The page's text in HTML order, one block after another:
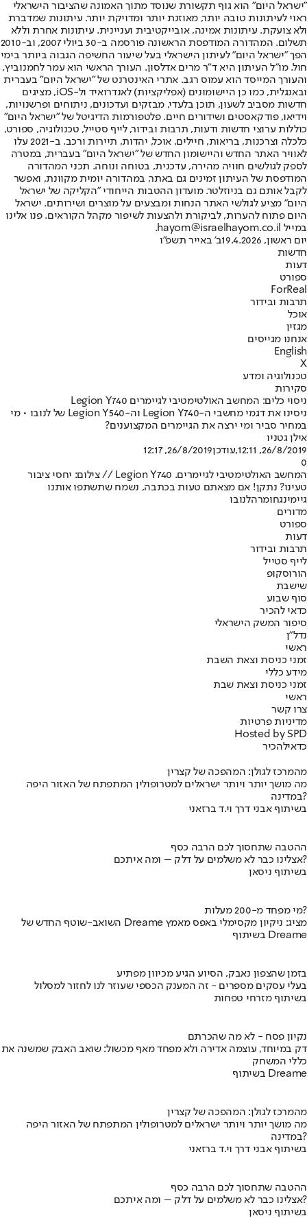
"ישראל היום" הוא גוף תקשורת שנוסד מתוך האמונה שהציבור הישראלי
ראוי לעיתונות טובה יותר, מאוזנת יותר ומדויקת יותר. עיתונות שמדברת
ולא צועקת. עיתונות אמינה, אובייקטיבית ועניינית. עיתונות אחרת וללא
תשלום. המהדורה המודפסת הראשונה פורסמה ב-30 ביולי 2007, וב-2010
הפך "ישראל היום" לעיתון הישראלי בעל שיעור החשיפה הגבוה ביותר בימי
חול. מו"ל העיתון היא ד"ר מרים אדלסון. העורך הראשי הוא עמר לחמנוביץ,
והעורך המייסד הוא עמוס רגב. אתרי האינטרנט של "ישראל היום" בעברית
ובאנגלית, כמו כן היישומונים (אפליקציות) לאנדרואיד ול-iOS, מציגים
חדשות מסביב לשעון, תוכן בלעדי, מבזקים ועדכונים, ניתוחים ופרשנויות,
וידיאו, פודקאסטים ושידורים חיים. פלטפורמות הדיגיטל של "ישראל היום"
כוללות ערוצי חדשות ודעות, תרבות ובידור, לייף סטייל, טכנולוגיה, ספורט,
כלכלה וצרכנות, בריאות, חיילים, אוכל, יהדות, תיירות ורכב. ב-2021 עלו
לאוויר האתר החדש והיישומון החדש של "ישראל היום" בעברית, במטרה
לספק לגולשים חוויה מהירה, עדכנית, בטוחה ונוחה. תכני המהדורה
המודפסת של העיתון זמינים גם באתר, במהדורה יומית מקוונת, ואפשר
לקבל אותם גם בניוזלטר. מועדון ההטבות הייחודי "הקליקה של ישראל
היום" מציע לגולשי האתר הנחות ומבצעים על מוצרים ושירותים. ישראל
היום פתוח להערות, לביקורת ולהצעות לשיפור מקהל הקוראים. פנו אלינו
במייל hayom@israelhayom.co.il.
יום ראשון, 19.4.2026
ב' באייר תשפ"ו
חדשות
דעות
ספורט
ForReal
תרבות ובידור
אוכל
מגזין
אנחנו מגייסים
English
X
טכנולוגיה ומדע
סקירות
ניסוי כלים: המחשב האולטימטיבי לגיימרים Legion Y740
ניסינו את דגמי מחשבי ה-Legion Y740 וה-Legion Y540 של לנובו • מי
במחיר סביר ומי ירצה את הגיימרים המקצוענים?
אילן גטניו
26/8/2019, 12:11
,עודכן26/8/2019, 12:17
0
המחשב האולטימטיבי לגיימרים. Legion Y740 // צילום: יחסי ציבור
טעינו? נתקן! אם מצאתם טעות בכתבה, נשמח שתשתפו אותנו
גיימינגחומרהלנובו
מדורים
ספורט
דעות
תרבות ובידור
לייף סטייל
הורוסקופ
שישבת
סוף שבוע
כדאי להכיר
סיפור המשק הישראלי
נדל"ן
ראשי
זמני כניסת וצאת השבת
מידע כללי
זמני כניסת וצאת שבת
ראשי
צרו קשר
מדיניות פרטיות
Hosted by SPD
כדאילהכיר
מהמרכז לגולן: המהפכה של קצרין
מה מושך יותר ויותר ישראלים למטרופולין המתפתח של האזור היפה
במדינה?
בשיתוף אבני דרך וי.ד ברזאני
ההטבה שתחסוך לכם הרבה כסף
אצלינו כבר לא משלמים על דלק – ומה איתכם?
בשיתוף ניסאן
מי מפחד מ-200 מעלות?
השואב-שוטף החדש של Dreame מציג: ניקיון מקסימלי באפס מאמץ
בשיתוף Dreame
בזמן שהצפון נאבק, הסיוע הגיע מכיוון מפתיע
בעלי עסקים מספרים - זה המענק הכספי שעוזר לנו לחזור למסלול
בשיתוף מזרחי טפחות
נקיון פסח - לא מה שהכרתם
דק במיוחד, עוצמה אדירה ולא מפחד מאף מכשול: שואב האבק שמשנה את
כללי המשחק
בשיתוף Dreame
מהמרכז לגולן: המהפכה של קצרין
מה מושך יותר ויותר ישראלים למטרופולין המתפתח של האזור היפה
במדינה?
בשיתוף אבני דרך וי.ד ברזאני
ההטבה שתחסוך לכם הרבה כסף
אצלינו כבר לא משלמים על דלק – ומה איתכם?
בשיתוף ניסאן